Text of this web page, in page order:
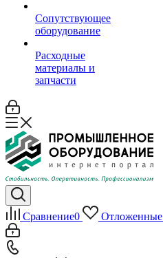
Сопутствующее
оборудование
Расходные
материалы и
запчасти
Сравнение0 Отложенные